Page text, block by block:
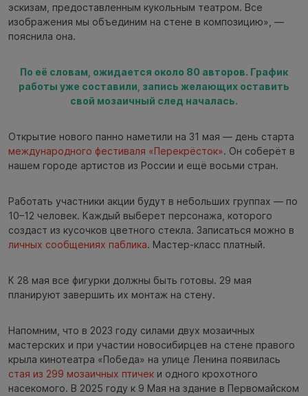
эскизам, предоставленным кукольным театром. Все
изображения мы объединим на стене в композицию», —
пояснила она.
По её словам, ожидается около 80 авторов. График
работы уже составили, запись желающих оставить
свой мозаичный след началась.
Открытие нового панно наметили на 31 мая — день старта
международного фестиваля «Перекрёсток». Он соберёт в
нашем городе артистов из России и ещё восьми стран.
Работать участники акции будут в небольших группах — по
10–12 человек. Каждый выберет персонажа, которого
создаст из кусочков цветного стекла. Записаться можно в
личных сообщениях паблика. Мастер-класс платный.
К 28 мая все фигурки должны быть готовы. 29 мая
планируют завершить их монтаж на стену.
Напомним, что в 2023 году силами двух мозаичных
мастерских и при участии новосибирцев на стене правого
крыла кинотеатра «Победа» на улице Ленина появилась
стая из 299 мозаичных птичек и одного крохотного
насекомого. В 2025 году к 9 Мая на здание в Первомайском